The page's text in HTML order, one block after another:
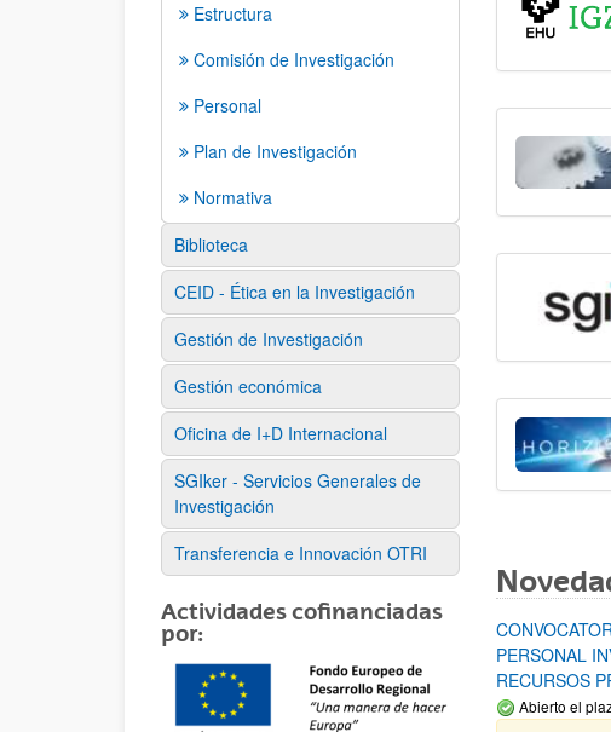
Estructura
Comisión de Investigación
Personal
Plan de Investigación
Normativa
Biblioteca
CEID - Ética en la Investigación
Gestión de Investigación
Gestión económica
Oficina de I+D Internacional
SGIker - Servicios Generales de
Investigación
Transferencia e Innovación OTRI
Actividades cofinanciadas
por:
PERSONAL
RECURSOS
Abierto el